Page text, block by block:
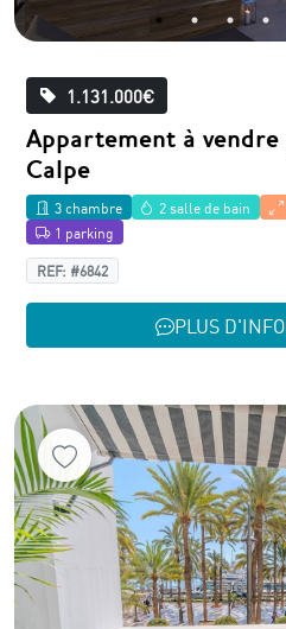
1.131.000€
Appartement à vendre
Calpe
3 chambre 2 salle de bain
1 parking
REF: #6842
PLUS